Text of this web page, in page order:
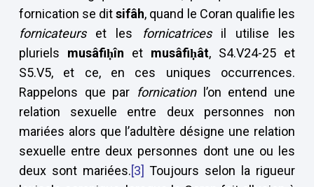
fornication se ditsifâh, quand le Coran qualifie les
fornicateurset les fornicatricesil utilise les
pluriels musâfiḥîn et musâfiḥât, S4.V24-25 et
S5.V5, et ce, en ces uniques occurrences.
Rappelons que par fornicationl’on entend une
relation sexuelle entre deux personnes non
mariées alors que l’adultère désigne une relation
sexuelle entre deux personnes dont une ou les
deux sont mariées.[3] Toujours selon la rigueur